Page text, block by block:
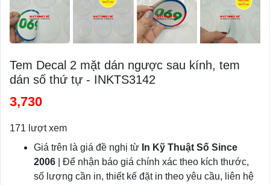
Tem Decal 2 mặt dán ngược sau kính, tem
dán số thứ tự - INKTS3142
3,730
171 lượt xem
Giá trên là giá đề nghị từ In Kỹ Thuật Số Since
2006 | Để nhận báo giá chính xác theo kích thước,
số lượng cần in, thiết kế đặt in theo yêu cầu, liên hệ